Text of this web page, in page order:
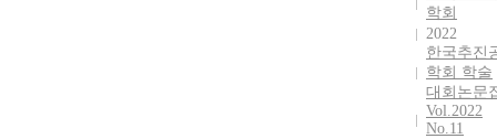
학회
2022
한국추진
학회 학술
대회논문
Vol.2022
No.11